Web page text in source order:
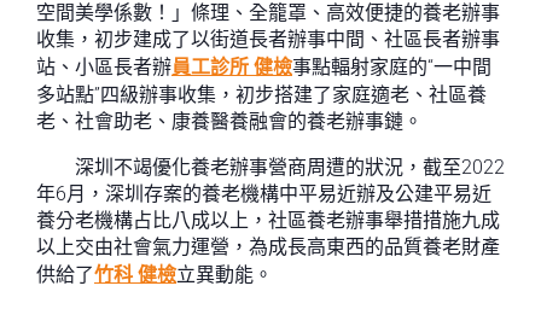
空間美學係數！」條理、全籠罩、高效便捷的養老辦事
收集，初步建成了以街道長者辦事中間、社區長者辦事
站、小區長者辦員工診所 健檢事點輻射家庭的“一中間
多站點”四級辦事收集，初步搭建了家庭適老、社區養
老、社會助老、康養醫養融會的養老辦事鏈。
深圳不竭優化養老辦事營商周遭的狀況，截至2022
年6月，深圳存案的養老機構中平易近辦及公建平易近
養分老機構占比八成以上，社區養老辦事舉措措施九成
以上交由社會氣力運營，為成長高東西的品質養老財產
供給了竹科 健檢立異動能。